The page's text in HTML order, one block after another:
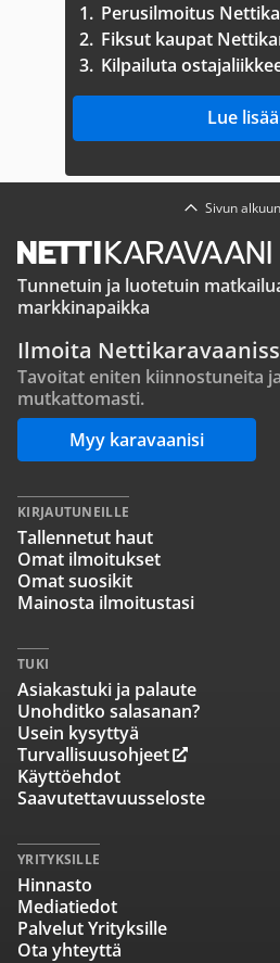
1. Perusilmoitus
2. Fiksut kaupat
3. Kilpailuta
Lue lisää
Sivun alkuun
Tunnetuin ja luotetuin
markkinapaikka
Ilmoita
Tavoitat eniten kiinnostuneita
mutkattomasti.
Myy karavaanisi
KIRJAUTUNEILLE
Tallennetut haut
Omat ilmoitukset
Omat suosikit
Mainosta ilmoitustasi
TUKI
Asiakastuki ja palaute
Unohditko salasanan?
Usein kysyttyä
Turvallisuusohjeet
Käyttöehdot
Saavutettavuusseloste
YRITYKSILLE
Hinnasto
Mediatiedot
Palvelut Yrityksille
Ota yhteyttä